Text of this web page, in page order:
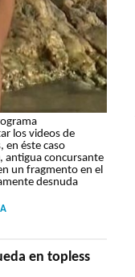
los videos de
en éste caso
, antigua concursante
un fragmento en el
desnuda
en topless